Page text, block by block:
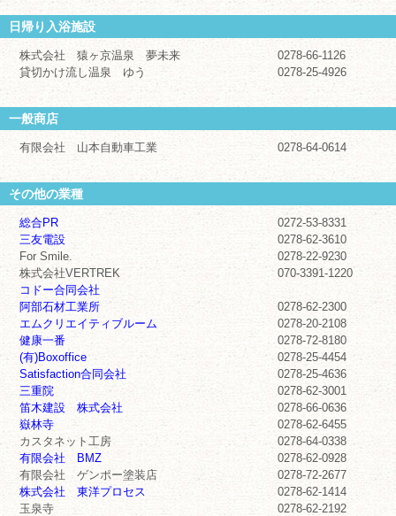
日帰り入浴施設
株式会社 猿ヶ京温泉 夢未来
0278-66-1126
貸切かけ流し温泉 ゆう
0278-25-4926
一般商店
有限会社 山本自動車工業 0278-64-0614
その他の業種
総合PR
0272-53-8331
三友電設
0278-62-3610
For Smile.
0278-22-9230
株式会社VERTREK
070-3391-1220
コドー合同会社
阿部石材工業所
0278-62-2300
エムクリエイティブルーム
0278-20-2108
健康一番
0278-72-8180
(有)Boxoffice
0278-25-4454
Satisfaction合同会社
0278-25-4636
三重院
0278-62-3001
笛木建設 株式会社
0278-66-0636
嶽林寺
0278-62-6455
カスタネット工房
0278-64-0338
有限会社 BMZ
0278-62-0928
有限会社 ゲンポー塗装店
0278-72-2677
株式会社 東洋プロセス
0278-62-1414
玉泉寺
0278-62-2192